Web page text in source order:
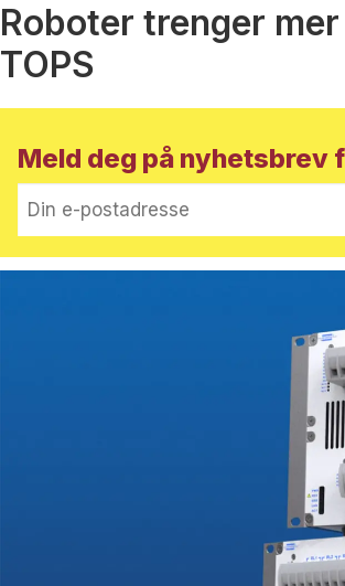
Roboter trenger
TOPS
Meld deg på nyhetsbrev